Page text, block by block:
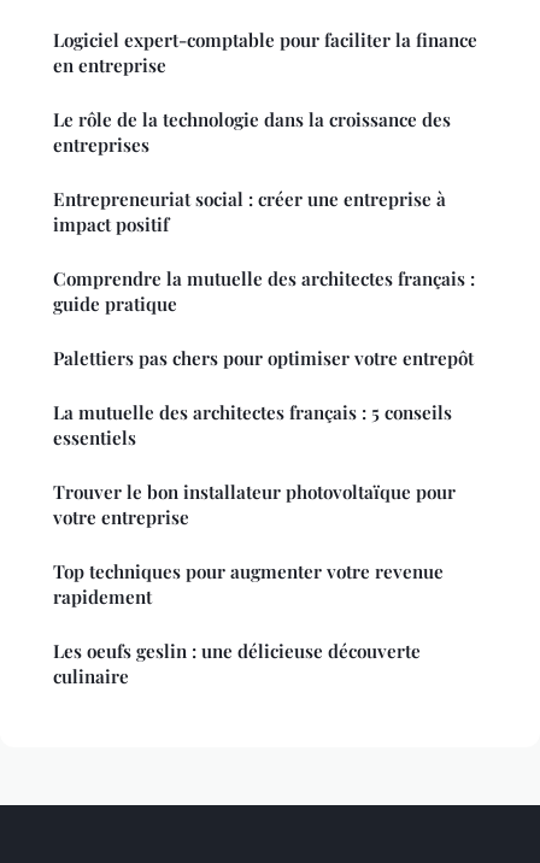
Logiciel expert-comptable pour faciliter la finance
en entreprise
Le rôle de la technologie dans la croissance des
entreprises
Entrepreneuriat social : créer une entreprise à
impact positif
Comprendre la mutuelle des architectes français :
guide pratique
Palettiers pas chers pour optimiser votre entrepôt
La mutuelle des architectes français : 5 conseils
essentiels
Trouver le bon installateur photovoltaïque pour
votre entreprise
Top techniques pour augmenter votre revenue
rapidement
Les oeufs geslin : une délicieuse découverte
culinaire